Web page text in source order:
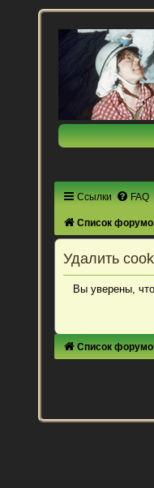
Ссылки FAQ
Список
Удалить
Вы уверены,
Список